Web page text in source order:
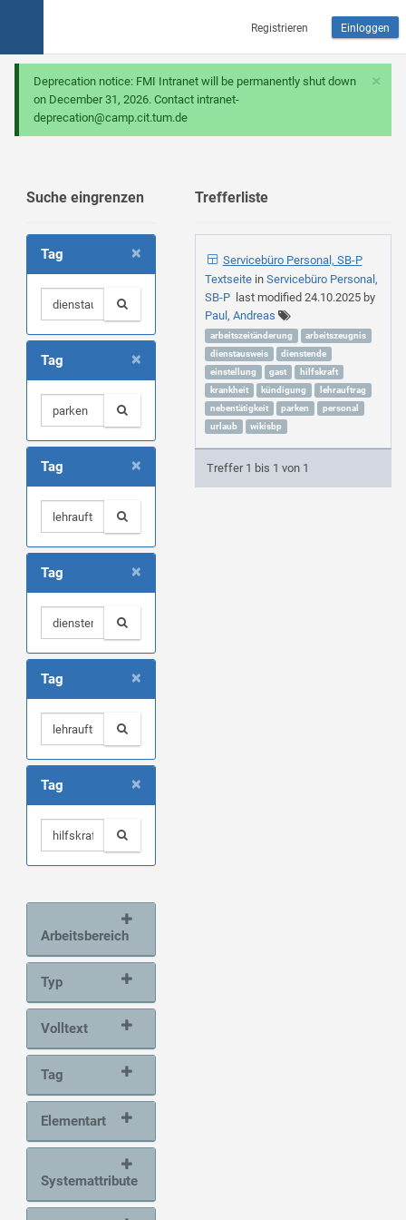
Registrieren Einloggen
×
Deprecation notice: FMI Intranet will be permanently shut down
on December 31, 2026. Contact intranet-
deprecation@camp.cit.tum.de
Suche eingrenzen
×
Tag
×
Tag
×
Tag
×
Tag
×
Tag
×
Tag
Arbeitsbereich
Typ
Volltext
Tag
Elementart
Systemattribute
Trefferliste
Servicebüro Personal, SB-P
Textseite in Servicebüro Personal,
SB-Plast modified 24.10.2025by
Paul, Andreas
arbeitszeitänderung
arbeitszeugnis
dienstausweis
dienstende
einstellung
gast
hilfskraft
krankheit
kündigung
lehrauftrag
nebentätigkeit
parken
personal
urlaub
wikisbp
Treffer 1 bis 1 von 1